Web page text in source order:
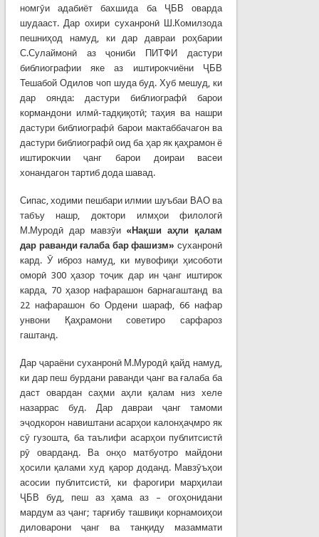
номгӯи адабиёт бахшида ба ҶБВ оварда
шудааст. Дар охири суханронӣ Ш.Комилзода
пешниҳод намуд, ки дар давраи роҳбарии
С.Сулаймонӣ аз ҷониби ПИТФИ дастури
библиографии яке аз иштирокчиёни ҶБВ
Тешабой Одилов чоп шуда буд. Хуб мешуд, ки
дар оянда: дастури библиографӣ барои
кормандони илмӣ-тадқиқотӣ; таҳия ва нашри
дастури библиографӣ барои мактаббачагон ва
дастури библиографӣ оид ба ҳар як қаҳрамон ё
иштирокчии ҷанг барои доираи васеи
хонандагон тартиб дода шавад.
Сипас, ходими пешбари илмии шуъбаи ВАО ва
табъу нашр, доктори илмҳои филологӣ
М.Муродӣ дар мавзӯи «Нақши аҳли қалам
дар раванди ғалаба бар фашизм» суханронӣ
кард. Ӯ иброз намуд, ки мувофиқи ҳисоботи
оморӣ 300 ҳазор тоҷик дар ин ҷанг иштирок
карда, 70 ҳазор нафарашон барнагаштанд ва
22 нафарашон бо Ордени шараф, 66 нафар
унвони Қаҳрамони советиро сарфароз
гаштанд.
Дар ҷараёни суханронӣ М.Муродӣ қайд намуд,
ки дар пеш бурдани раванди ҷанг ва ғалаба ба
даст овардан саҳми аҳли қалам низ хеле
назаррас буд. Дар давраи ҷанг тамоми
эҷодкорон навиштани асарҳои калонҳаҷмро як
сӯ гузошта, ба таълифи асарҳои публитсистӣ
рӯ оварданд. Ва онҳо матбуотро майдони
ҳосили қалами худ қарор доданд. Мавзӯъҳои
асосии публитсистӣ, ки фарогири марҳилаи
ҶБВ буд, пеш аз ҳама аз – огоҳонидани
мардум аз ҷанг; тарғибу ташвиқи корнамоиҳои
диловарони ҷанг ва танқиду мазаммати